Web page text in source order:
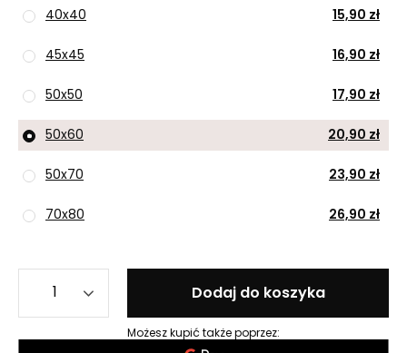
40x40 15,90 zł
45x45 16,90 zł
50x50 17,90 zł
50x60 20,90 zł
50x70 23,90 zł
70x80 26,90 zł
Dodaj do koszyka
Możesz kupić także poprzez: